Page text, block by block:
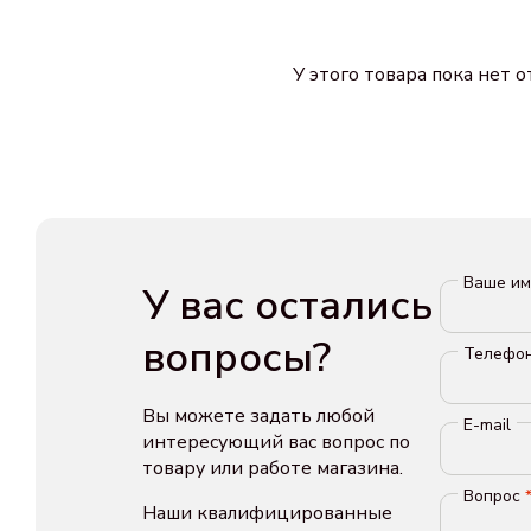
У этого товара пока нет
У вас остались
вопросы?
Вы можете задать любой
интересующий вас вопрос по
товару или работе магазина.
Наши квалифицированные
Ваше
E-mail
Вопрос *